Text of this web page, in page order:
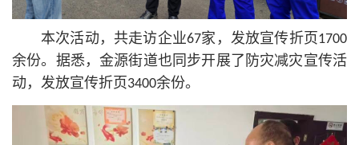
本次活动，共走访企业67家，发放宣传折页1700
余份。据悉，金源街道也同步开展了防灾减灾宣传活
动，发放宣传折页3400余份。